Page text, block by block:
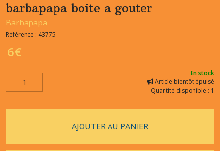
barbapapa boite a gouter
Barbapapa
Référence : 43775
6€
En stock
Article bientôt épuisé
Quantité disponible : 1
AJOUTER AU PANIER